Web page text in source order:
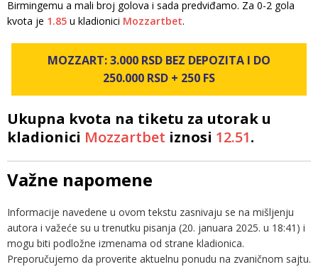
Birmingemu a mali broj golova i sada predviđamo. Za 0-2 gola
kvota je 1.85 u kladionici Mozzartbet.
MOZZART: 3.000 RSD BEZ DEPOZITA I DO
250.000 RSD + 250 FS
Ukupna kvota na tiketu za utorak u
kladionici Mozzartbet iznosi 12.51.
Važne napomene
Informacije navedene u ovom tekstu zasnivaju se na mišljenju
autora i važeće su u trenutku pisanja (20. januara 2025. u 18:41) i
mogu biti podložne izmenama od strane kladionica.
Preporučujemo da proverite aktuelnu ponudu na zvaničnom sajtu.